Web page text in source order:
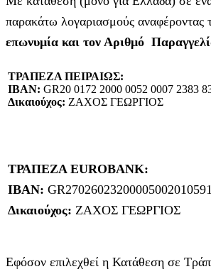
παρακάτω λογαριασμούς αναφέροντας
επωνυμία και τον Αριθμό
ΤΡΑΠΕΖΑ ΠΕΙΡΑΙΩΣ:
IBAN: GR20 0172 2000 0052 0007 2383
Δικαιούχος: ΖΑΧΟΣ ΓΕΩΡΓΙΟΣ
ΤΡΑΠΕΖΑ EUROBANK:
IBAN:
Δικαιούχος: ΖΑΧΟΣ ΓΕΩΡΓΙΟΣ
Εφόσον επιλεχθεί η Κατάθεση σε